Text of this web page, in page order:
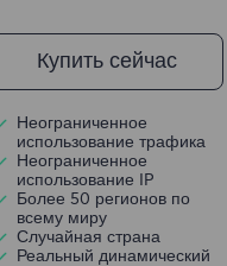
Купить сейчас
Неограниченное
использование трафика
Неограниченное
использование IP
Более 50 регионов по
всему миру
Случайная страна
Реальный динамический